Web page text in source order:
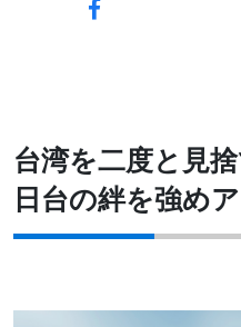
台湾を二度と見
日台の絆を強め